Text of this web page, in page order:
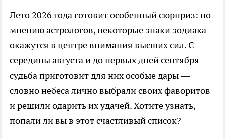
Лето 2026 года готовит особенный сюрприз: по
мнению астрологов, некоторые знаки зодиака
окажутся в центре внимания высших сил. С
середины августа и до первых дней сентября
судьба приготовит для них особые дары —
словно небеса лично выбрали своих фаворитов
и решили одарить их удачей. Хотите узнать,
попали ли вы в этот счастливый список?